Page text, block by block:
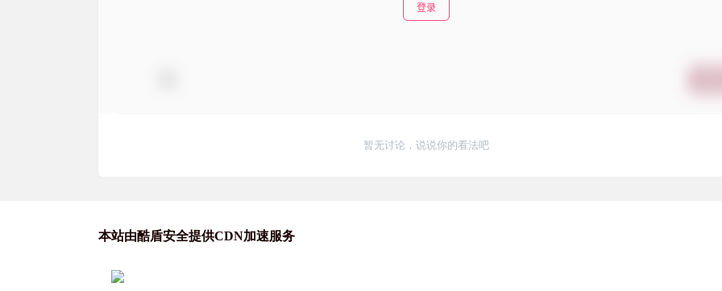
登录
暂无讨论，说说你的看法吧
本站由酷盾安全提供CDN加速服务